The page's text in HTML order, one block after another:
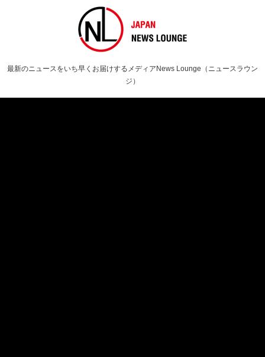
最新のニュースをいち早くお届けするメディアNews Lounge（ニュースラウン
ジ）